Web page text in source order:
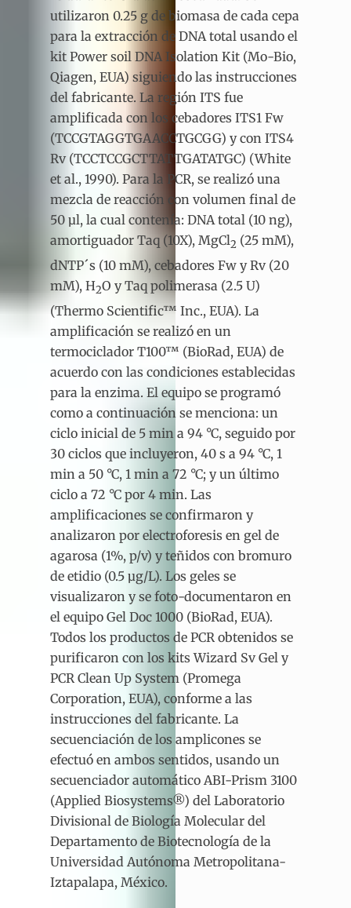
utilizaron 0.25 g de biomasa de cada cepa
para la extracción de DNA total usando el
kit Power soil DNA Isolation Kit (Mo-Bio,
Qiagen, EUA) siguiendo las instrucciones
del fabricante. La región ITS fue
amplificada con los cebadores ITS1 Fw
(TCCGTAGGTGAACCTGCGG) y con ITS4
Rv (TCCTCCGCTTATTGATATGC) (White
et al., 1990). Para la PCR, se realizó una
mezcla de reacción con volumen final de
50 µl, la cual contenía: DNA total (10 ng),
amortiguador Taq (10X), MgCl2 (25 mM),
dNTP´s (10 mM), cebadores Fw y Rv (20
mM), H2O y Taq polimerasa (2.5 U)
(Thermo Scientific™ Inc., EUA). La
amplificación se realizó en un
termociclador T100™ (BioRad, EUA) de
acuerdo con las condiciones establecidas
para la enzima. El equipo se programó
como a continuación se menciona: un
ciclo inicial de 5 min a 94 °C, seguido por
30 ciclos que incluyeron, 40 s a 94 °C, 1
min a 50 °C, 1 min a 72 °C; y un último
ciclo a 72 °C por 4 min. Las
amplificaciones se confirmaron y
analizaron por electroforesis en gel de
agarosa (1%, p/v) y teñidos con bromuro
de etidio (0.5 µg/L). Los geles se
visualizaron y se foto-documentaron en
el equipo Gel Doc 1000 (BioRad, EUA).
Todos los productos de PCR obtenidos se
purificaron con los kits Wizard Sv Gel y
PCR Clean Up System (Promega
Corporation, EUA), conforme a las
instrucciones del fabricante. La
secuenciación de los amplicones se
efectuó en ambos sentidos, usando un
secuenciador automático ABI-Prism 3100
(Applied Biosystems®) del Laboratorio
Divisional de Biología Molecular del
Departamento de Biotecnología de la
Universidad Autónoma Metropolitana-
Iztapalapa, México.